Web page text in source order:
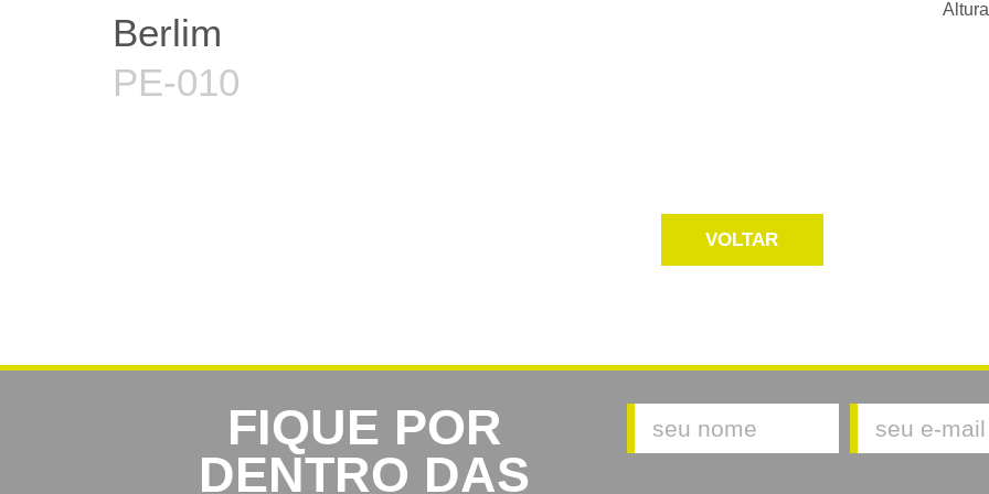
Berlim
PE-010
VOLTAR
FIQUE POR
DENTRO DAS